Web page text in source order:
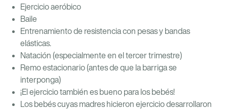
Ejercicio aeróbico
Baile
Entrenamiento de resistencia con pesas y bandas
elásticas.
Natación (especialmente en el tercer trimestre)
Remo estacionario (antes de que la barriga se
interponga)
¡El ejercicio también es bueno para los bebés!
Los bebés cuyas madres hicieron ejercicio desarrollaron